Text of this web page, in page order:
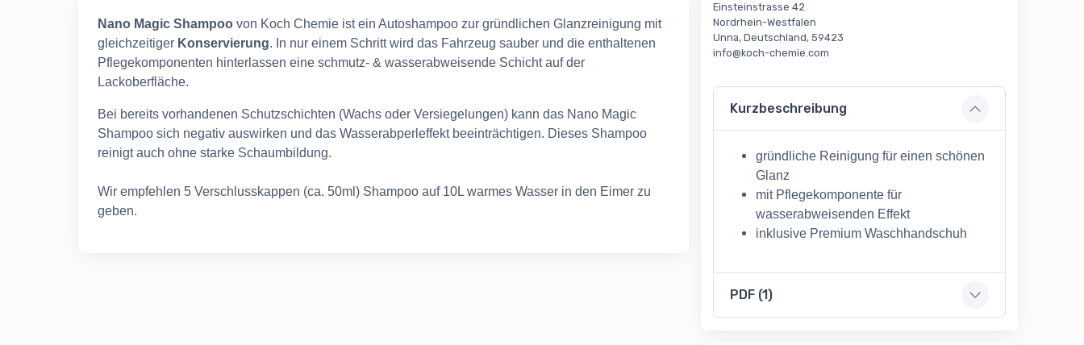
Nano Magic Shampoo von Koch Chemie ist ein Autoshampoo zur gründlichen Glanzreinigung mit
gleichzeitiger Konservierung. In nur einem Schritt wird das Fahrzeug sauber und die enthaltenen
Pflegekomponenten hinterlassen eine schmutz- & wasserabweisende Schicht auf der
Lackoberfläche.
Bei bereits vorhandenen Schutzschichten (Wachs oder Versiegelungen) kann das Nano Magic
Shampoo sich negativ auswirken und das Wasserabperleffekt beeinträchtigen. Dieses Shampoo
reinigt auch ohne starke Schaumbildung.
Wir empfehlen 5 Verschlusskappen (ca. 50ml) Shampoo auf 10L warmes Wasser in den Eimer zu
geben.
Einsteinstrasse 42
Nordrhein-Westfalen
Unna, Deutschland, 59423
info@koch-chemie.com
Kurzbeschreibung
gründliche Reinigung für einen schönen
Glanz
mit Pflegekomponente für
wasserabweisenden Effekt
inklusive Premium Waschhandschuh
PDF (1)